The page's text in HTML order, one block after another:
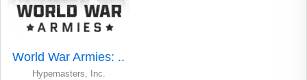
World War Armies: ..
Hypemasters, Inc.